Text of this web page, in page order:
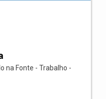
na Fonte - Trabalho -